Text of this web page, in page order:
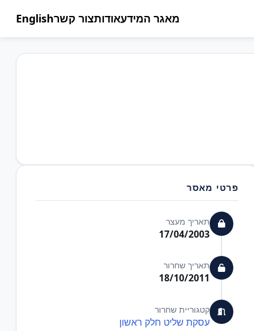
מאגר המידעאודותצור קשרEnglish
פרטי מאסר
תאריך מעצר
17/04/2003
תאריך שחרור
18/10/2011
קטגוריית שחרור
עסקת שליט חלק ראשון